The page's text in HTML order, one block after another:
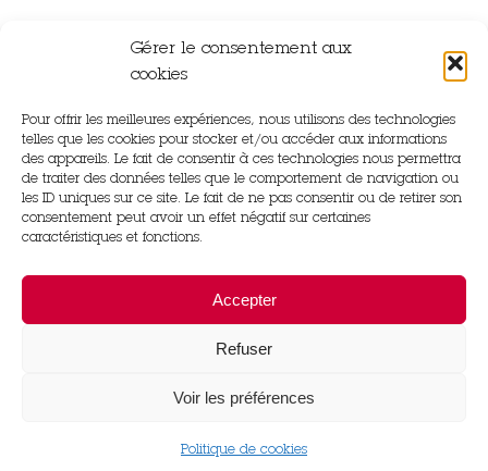
Gérer le consentement aux
cookies
Pour offrir les meilleures expériences, nous utilisons des technologies
telles que les cookies pour stocker et/ou accéder aux informations
des appareils. Le fait de consentir à ces technologies nous permettra
de traiter des données telles que le comportement de navigation ou
les ID uniques sur ce site. Le fait de ne pas consentir ou de retirer son
consentement peut avoir un effet négatif sur certaines
caractéristiques et fonctions.
Accepter
Refuser
Voir les préférences
Politique de cookies
Rue Gutenberg,
14840 Démouville
02 31 83 22 97
61310 Gouffern en Auge